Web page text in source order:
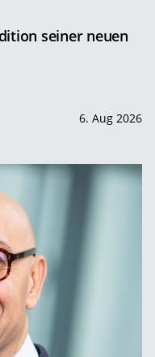
seiner neuen
6. Aug 2026